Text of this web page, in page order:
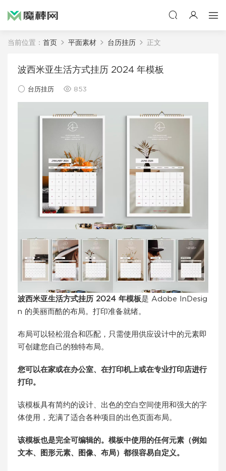
当前位置： 首页 平面素材 台历挂历 正文
波西米亚生活方式挂历 2024 年模板
台历挂历 853
波西米亚生活方式挂历 2024 年模板是 Adob​​e InDesig
n 的美丽而酷的布局。打印准备就绪。
布局可以轻松混合和匹配，只需使用供应设计中的元素即
可创建您自己的独特布局。
您可以在家或在办公室、在打印机上或在专业打印店进行
打印。
该模板具有简约的设计、出色的空白空间使用和强大的字
体使用，充满了适合各种项目的出色页面布局。
该模板也是完全可编辑的。模板中使用的任何元素（例如
文本、图形元素、图像、布局）都很容易自定义。